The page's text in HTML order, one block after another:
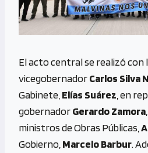
El acto central se realizó con
vicegobernadorCarlos Silva
Gabinete, Elías Suárez , en
gobernadorGerardo Zamora
ministros de Obras Públicas,
Gobierno, Marcelo Barbur.